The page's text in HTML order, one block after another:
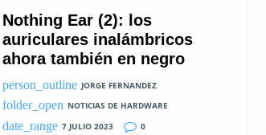
Nothing Ear (2): los
auriculares inalámbricos
ahora también en negro
JORGE FERNANDEZ
NOTICIAS DE HARDWARE
7 JULIO 2023
0